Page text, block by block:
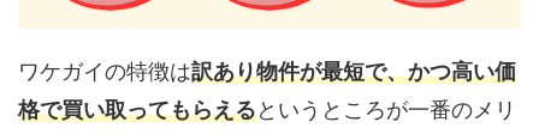
ワケガイの特徴は訳あり物件が最短で、かつ高い価
格で買い取ってもらえるというところが一番のメリ